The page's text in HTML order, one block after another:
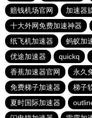
赔钱机场官网
加速器
十大外网免费加速神器
纸飞机加速器
蚂蚁加
优途加速器
quickq
香蕉加速器官网
永久
免费梯子加速器
梯子
夏时国际加速器